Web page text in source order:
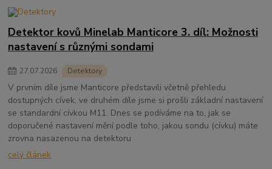
Detektor kovů Minelab Manticore 3. díl: Možnosti
nastavení s různými sondami
27.07.2026 Detektory
V prvním díle jsme Manticore představili včetně přehledu
dostupných cívek, ve druhém díle jsme si prošli základní nastavení
se standardní cívkou M11. Dnes se podíváme na to, jak se
doporučené nastavení mění podle toho, jakou sondu (cívku) máte
zrovna nasazenou na detektoru
celý článek